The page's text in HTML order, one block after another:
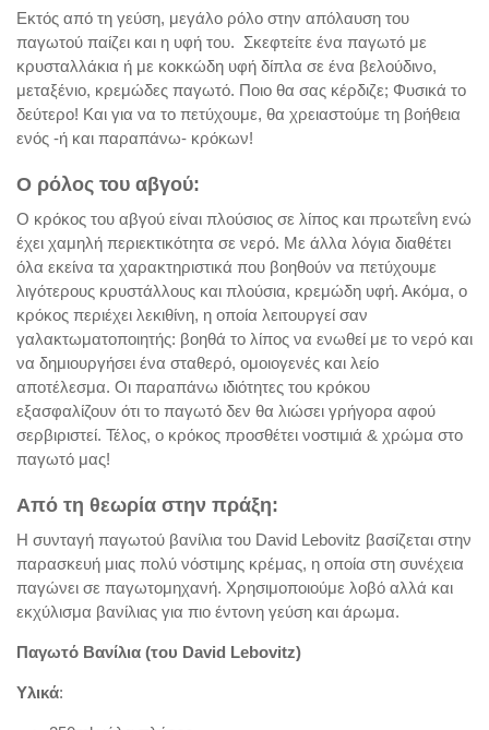
Εκτός από τη γεύση, μεγάλο ρόλο στην απόλαυση του
παγωτού παίζει και η υφή του. Σκεφτείτε ένα παγωτό με
κρυσταλλάκια ή με κοκκώδη υφή δίπλα σε ένα βελούδινο,
μεταξένιο, κρεμώδες παγωτό. Ποιο θα σας κέρδιζε; Φυσικά το
δεύτερο! Και για να το πετύχουμε, θα χρειαστούμε τη βοήθεια
ενός -ή και παραπάνω- κρόκων!
Ο ρόλος του αβγού:
Ο κρόκος του αβγού είναι πλούσιος σε λίπος και πρωτεΐνη ενώ
έχει χαμηλή περιεκτικότητα σε νερό. Με άλλα λόγια διαθέτει
όλα εκείνα τα χαρακτηριστικά που βοηθούν να πετύχουμε
λιγότερους κρυστάλλους και πλούσια, κρεμώδη υφή. Ακόμα, ο
κρόκος περιέχει λεκιθίνη, η οποία λειτουργεί σαν
γαλακτωματοποιητής: βοηθά το λίπος να ενωθεί με το νερό και
να δημιουργήσει ένα σταθερό, ομοιογενές και λείο
αποτέλεσμα. Οι παραπάνω ιδιότητες του κρόκου
εξασφαλίζουν ότι το παγωτό δεν θα λιώσει γρήγορα αφού
σερβιριστεί. Τέλος, ο κρόκος προσθέτει νοστιμιά & χρώμα στο
παγωτό μας!
Από τη θεωρία στην πράξη:
Η συνταγή παγωτού βανίλια του David Lebovitz βασίζεται στην
παρασκευή μιας πολύ νόστιμης κρέμας, η οποία στη συνέχεια
παγώνει σε παγωτομηχανή. Χρησιμοποιούμε λοβό αλλά και
εκχύλισμα βανίλιας για πιο έντονη γεύση και άρωμα.
Παγωτό Βανίλια (του David Lebovitz)
Υλικά: